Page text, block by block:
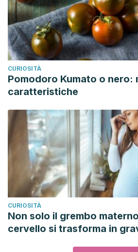
CURIOSITÀ
Pomodoro Kumato o nero:
caratteristiche
CURIOSITÀ
Non solo il grembo
cervello si trasforma in